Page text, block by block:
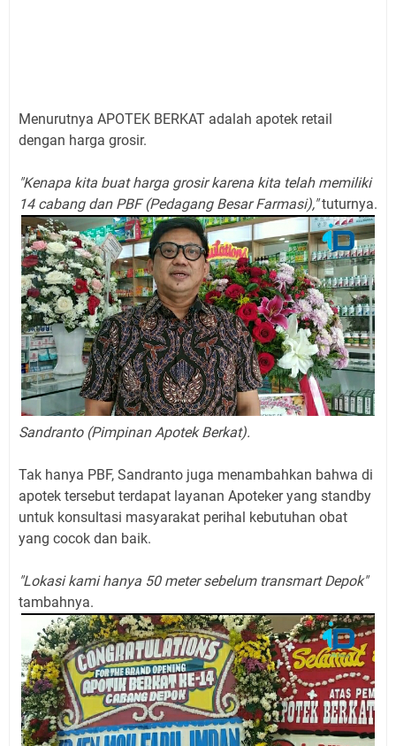
Menurutnya APOTEK BERKAT adalah apotek retail
dengan harga grosir.
"Kenapa kita buat harga grosir karena kita telah memiliki
14 cabang dan PBF (Pedagang Besar Farmasi),"tuturnya.
Sandranto (Pimpinan Apotek Berkat).
Tak hanya PBF, Sandranto juga menambahkan bahwa di
apotek tersebut terdapat layanan Apoteker yang standby
untuk konsultasi masyarakat perihal kebutuhan obat
yang cocok dan baik.
"Lokasi kami hanya 50 meter sebelum transmart Depok"
tambahnya.